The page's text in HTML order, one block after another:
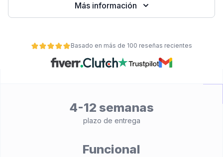
Más información
Basado en más de 100 reseñas recientes
4-12 semanas
plazo de entrega
Funcional